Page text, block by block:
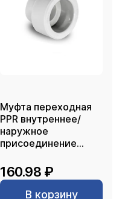
Муфта переходная
PPR внутреннее/
наружное
присоединение
160.98 ₽
В корзину